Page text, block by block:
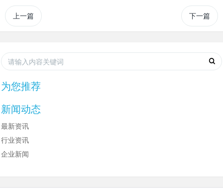
上一篇 下一篇
为您推荐
新闻动态
最新资讯
行业资讯
企业新闻